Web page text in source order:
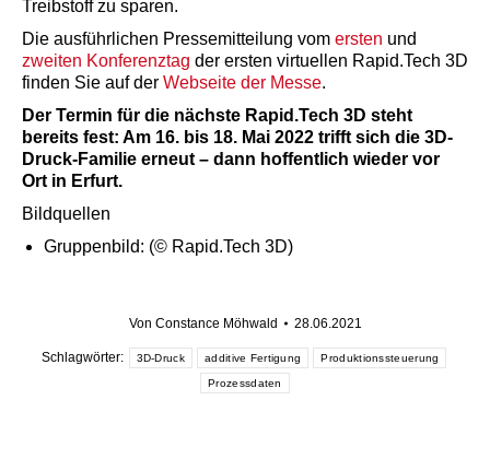
Treibstoff zu sparen.
Die ausführlichen Pressemitteilung vom ersten und
zweiten Konferenztag der ersten virtuellen Rapid.Tech 3D
finden Sie auf der Webseite der Messe.
Der Termin für die nächste Rapid.Tech 3D steht
bereits fest: Am 16. bis 18. Mai 2022 trifft sich die 3D-
Druck-Familie erneut – dann hoffentlich wieder vor
Ort in Erfurt.
Bildquellen
Gruppenbild: (© Rapid.Tech 3D)
Von Constance Möhwald 28.06.2021
Schlagwörter: 3D-Druck additive Fertigung Produktionssteuerung
Prozessdaten